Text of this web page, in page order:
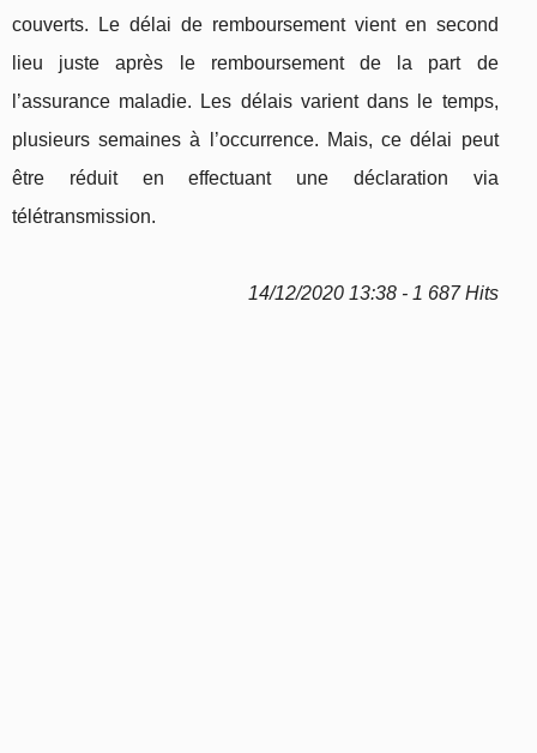
couverts. Le délai de remboursement vient en second
lieu juste après le remboursement de la part de
l’assurance maladie. Les délais varient dans le temps,
plusieurs semaines à l’occurrence. Mais, ce délai peut
être réduit en effectuant une déclaration via
télétransmission.
14/12/2020 13:38 - 1 687 Hits